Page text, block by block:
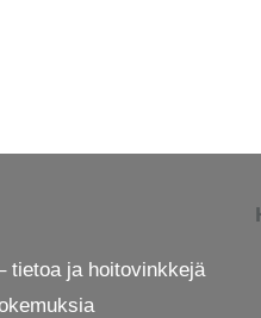
tietoa ja hoitovinkkejä